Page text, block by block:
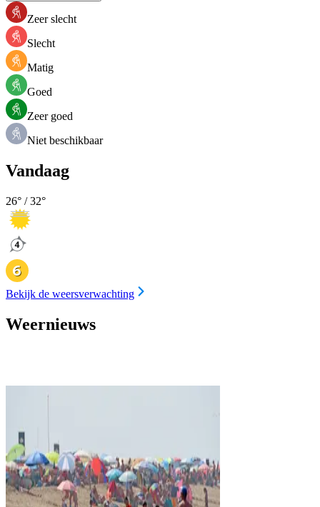
Zeer slecht
Slecht
Matig
Goed
Zeer goed
Niet beschikbaar
Vandaag
26° /32°
Bekijk de weersverwachting
Weernieuws